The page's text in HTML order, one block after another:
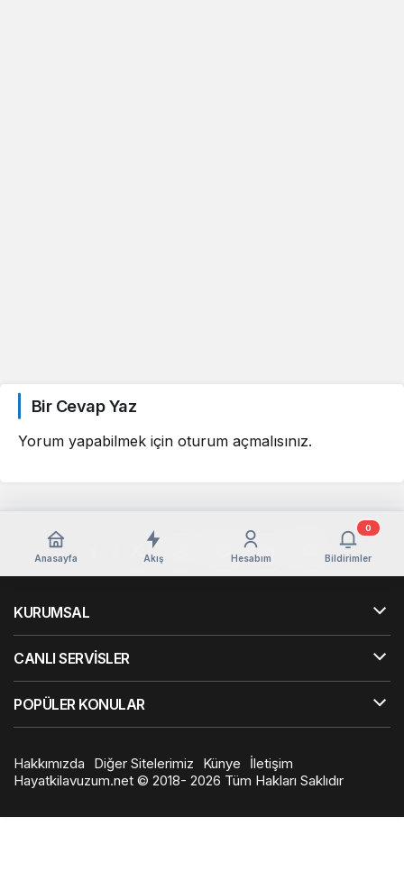
Bir Cevap Yaz
Yorum yapabilmek için oturum açmalısınız.
Anasayfa Akış Hesabım Bildirimler
0
KURUMSAL
CANLI SERVİSLER
POPÜLER KONULAR
Hakkımızda Diğer Sitelerimiz Künye
İletişim
Hayatkilavuzum.net © 2018- 2026 Tüm Hakları Saklıdır